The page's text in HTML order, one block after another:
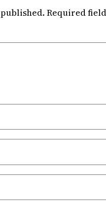
Required